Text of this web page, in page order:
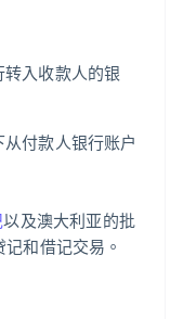
入收款人的银
付款人银行账户
以及澳大利亚的批
和借记交易。